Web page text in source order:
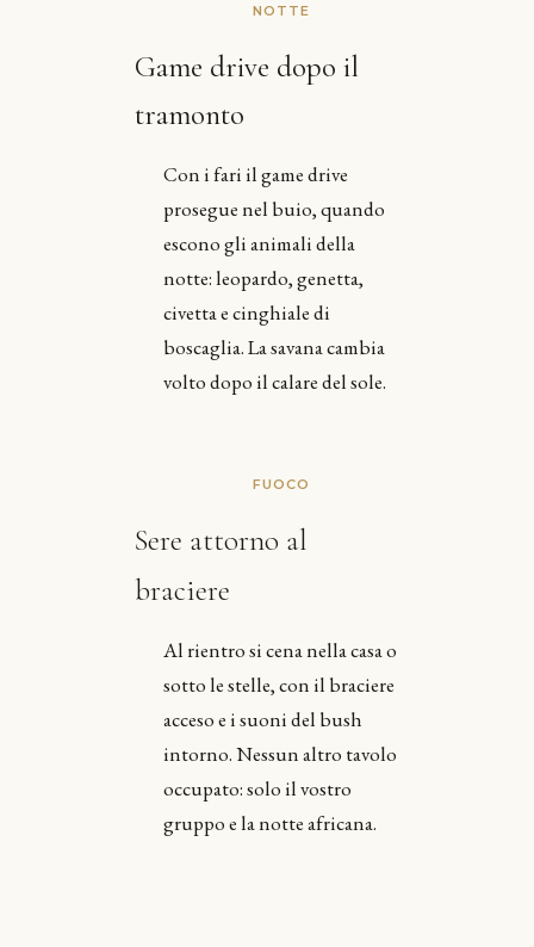
NOTTE
Game drive dopo il
tramonto
Con i fari il game drive
prosegue nel buio, quando
escono gli animali della
notte: leopardo, genetta,
civetta e cinghiale di
boscaglia. La savana cambia
volto dopo il calare del sole.
FUOCO
Sere attorno al
braciere
Al rientro si cena nella casa o
sotto le stelle, con il braciere
acceso e i suoni del bush
intorno. Nessun altro tavolo
occupato: solo il vostro
gruppo e la notte africana.